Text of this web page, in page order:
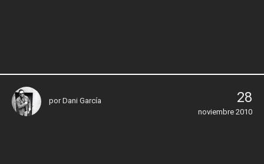
porDani García 28
noviembre 2010